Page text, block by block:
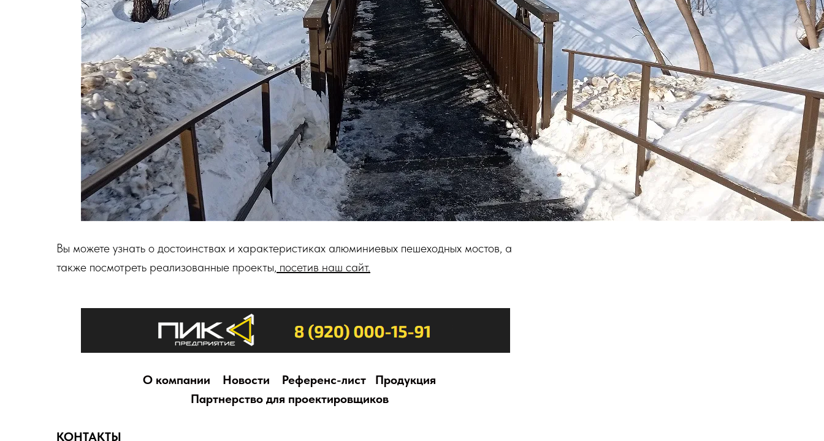
Вы можете узнать о достоинствах и характеристиках алюминиевых пешеходных мостов, а
также посмотреть реализованные проекты, посетив наш сайт.
О компании Новости Референс-лист
Продукция
Партнерство для проектировщиков
КОНТАКТЫ